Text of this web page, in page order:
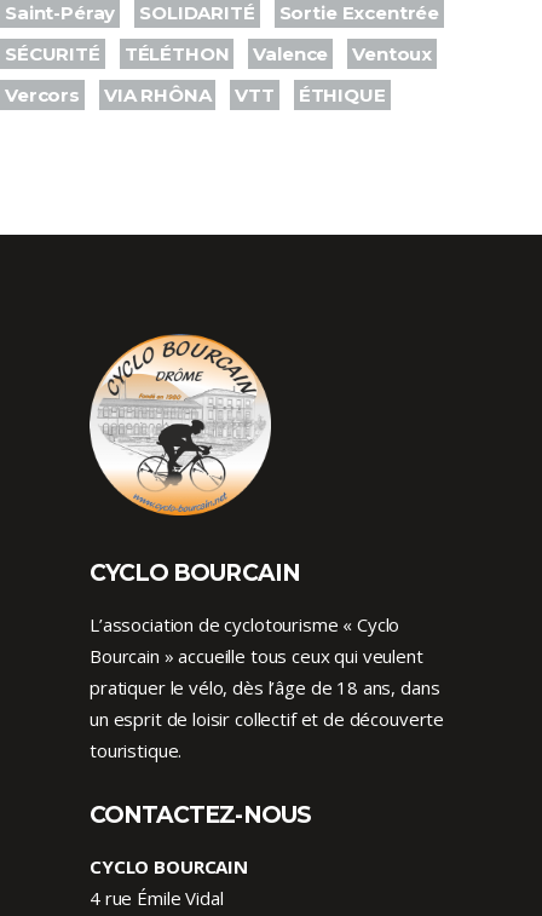
Saint-Péray
SOLIDARITÉ
Sortie Excentrée
SÉCURITÉ
TÉLÉTHON Valence
Ventoux
Vercors
VIA RHÔNA VTT ÉTHIQUE
CYCLO BOURCAIN
L’association de cyclotourisme « Cyclo
Bourcain » accueille tous ceux qui veulent
pratiquer le vélo, dès l’âge de 18 ans, dans
un esprit de loisir collectif et de découverte
touristique.
CONTACTEZ-NOUS
CYCLO BOURCAIN
4 rue Émile Vidal